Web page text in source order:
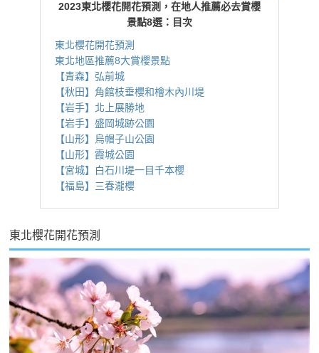
2023東北櫻花開花預測，在地人推薦必去賞櫻
景點8選：目次
東北櫻花開花預測
東北地區推薦8大賞櫻景點
【青森】弘前城
【秋田】角館枝垂櫻和檜木內川堤
【岩手】北上展勝地
【岩手】盛岡城跡公園
【山形】烏帽子山公園
【山形】霞城公園
【宮城】白石川堤一目千本櫻
【福島】三春瀧櫻
東北櫻花開花預測